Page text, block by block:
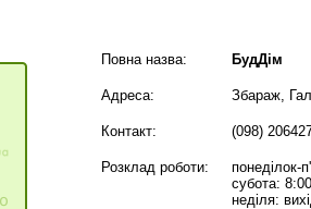
Повна назва:
БудДім
Адреса: Збараж,
Контакт: (098)
Розклад роботи:
понеділок-
субота:
неділя: